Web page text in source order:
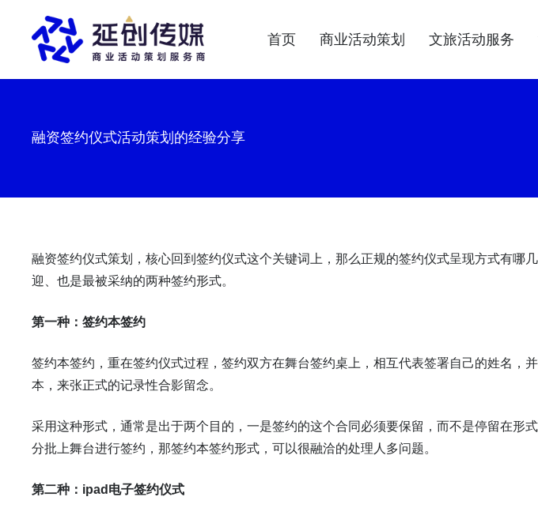
首页 商业活动策划 文旅活动服务
融资签约仪式活动策划的经验分享
融资签约仪式策划，核心回到签约仪式这个关键词上，那么正规的签约仪式呈现方式有哪
迎、也是最被采纳的两种签约形式。
第一种：签约本签约
签约本签约，重在签约仪式过程，签约双方在舞台签约桌上，相互代表签署自己的姓名，
本，来张正式的记录性合影留念。
采用这种形式，通常是出于两个目的，一是签约的这个合同必须要保留，而不是停留在形
分批上舞台进行签约，那签约本签约形式，可以很融洽的处理人多问题。
第二种：ipad电子签约仪式